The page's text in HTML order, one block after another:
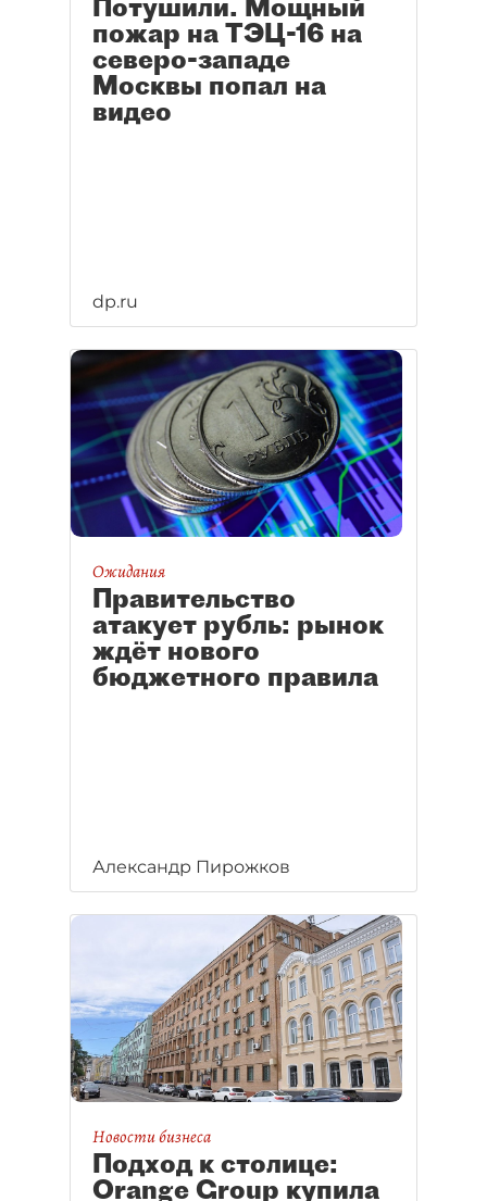
Потушили. Мощный
пожар на ТЭЦ-16 на
северо-западе
Москвы попал на
видео
dp.ru
Ожидания
Правительство
атакует рубль: рынок
ждёт нового
бюджетного правила
Александр Пирожков
Новости бизнеса
Подход к столице:
Orange Group купила